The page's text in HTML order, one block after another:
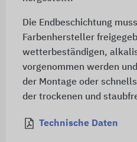
Die Endbeschichtung
Farbenhersteller
wetterbeständigen,
vorgenommen werden
der Montage oder
der trockenen und
Technische Daten